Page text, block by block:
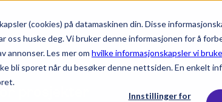
(cookies) på datamaskinen din. Disse
oss huske deg. Vi bruker denne informasjonen for å
annonser. Les mer om hvilke informasjonskapsler vi
bli sporet når du besøker denne nettsiden. En enkelt
Innstillinger for
Produkter
prosjekter